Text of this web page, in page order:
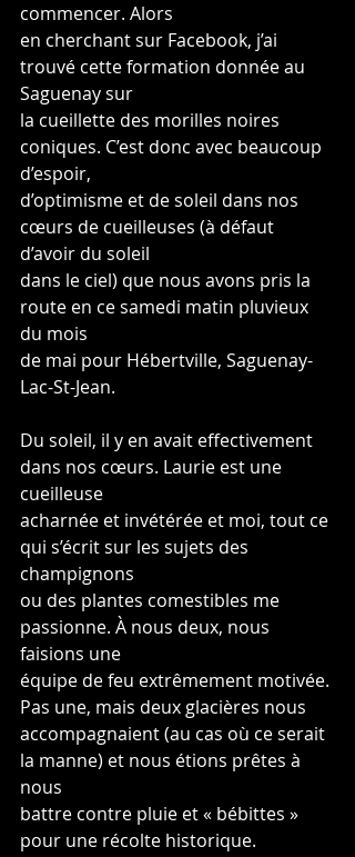
commencer. Alors
en cherchant sur Facebook, j’ai
trouvé cette formation donnée au
Saguenay sur
la cueillette des morilles noires
coniques. C’est donc avec beaucoup
d’espoir,
d’optimisme et de soleil dans nos
cœurs de cueilleuses (à défaut
d’avoir du soleil
dans le ciel) que nous avons pris la
route en ce samedi matin pluvieux
du mois
de mai pour Hébertville, Saguenay-
Lac-St-Jean.
Du soleil, il y en avait effectivement
dans nos cœurs. Laurie est une
cueilleuse
acharnée et invétérée et moi, tout ce
qui s’écrit sur les sujets des
champignons
ou des plantes comestibles me
passionne. À nous deux, nous
faisions une
équipe de feu extrêmement motivée.
Pas une, mais deux glacières nous
accompagnaient (au cas où ce serait
la manne) et nous étions prêtes à
nous
battre contre pluie et « bébittes »
pour une récolte historique.